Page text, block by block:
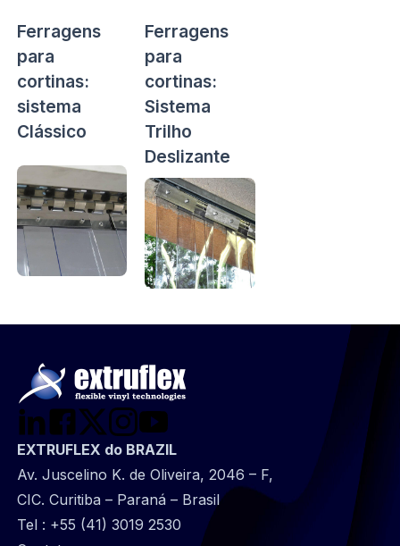
Ferragens
para
cortinas:
sistema
Clássico
Ferragens
para
cortinas:
Sistema
Trilho
Deslizante
EXTRUFLEX do BRAZIL
Av. Juscelino K. de Oliveira, 2046 – F,
CIC. Curitiba – Paraná – Brasil
Tel : +55 (41) 3019 2530